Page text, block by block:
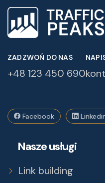
ZADZWOŃ DO NAS
+48 123 450 690
Facebook
Nasze usługi
Link building